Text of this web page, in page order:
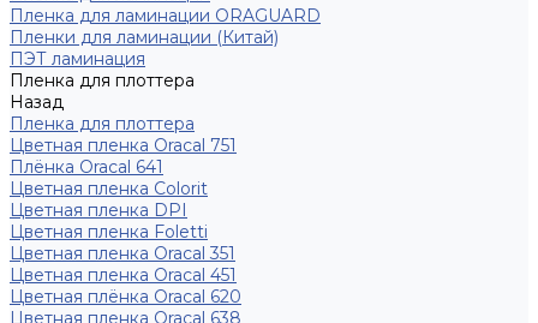
Пленка для ламинации ORAGUARD
Пленки для ламинации (Китай)
ПЭТ ламинация
Пленка для плоттера
Назад
Пленка для плоттера
Цветная пленка Oracal 751
Плёнка Oracal 641
Цветная пленка Colorit
Цветная пленка DPI
Цветная пленка Foletti
Цветная пленка Oracal 351
Цветная пленка Oracal 451
Цветная плёнка Oracal 620
Цветная пленка Oracal 638